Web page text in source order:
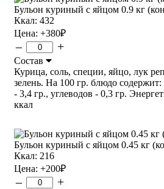
Бульон куриный с яйцом 0.9 кг
Ккал: 432
Цена: +380₽
– +
Состав
Курица, соль, специи, яйцо, лук
зелень. На 100 гр. блюдо
- 3,4 гр., углеводов - 0,3 гр.
ккал
Бульон куриный с яйцом 0.45 кг
Ккал: 216
Цена: +200₽
– +